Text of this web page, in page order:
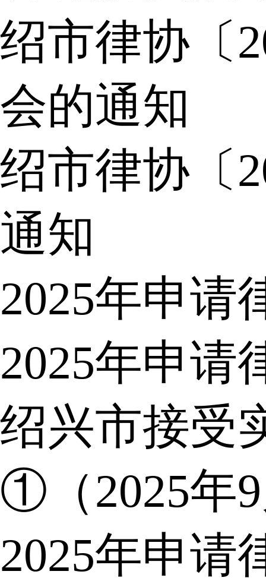
绍市律协〔
会的通知
绍市律协〔
通知
2025年申请
2025年申请
绍兴市接受
①（2025年
2025年申请